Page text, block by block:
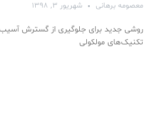
معصومه برهانی شهریور ۳, ۱۳۹۸
روشی جدید برای جلوگیری از گسترش
تکنیک‌های مولکولی